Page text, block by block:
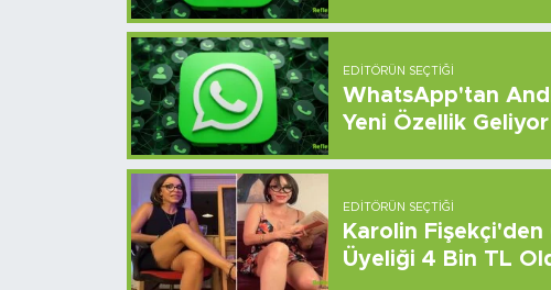
EDITÖRÜN SEÇTIĞI
WhatsApp'tan
Yeni Özellik Geliyor
EDITÖRÜN SEÇTIĞI
Karolin
Üyeliği 4 Bin TL